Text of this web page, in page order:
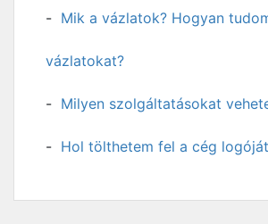
Mik a vázlatok? Hogyan
vázlatokat?
Milyen szolgáltatásokat
Hol tölthetem fel a cég